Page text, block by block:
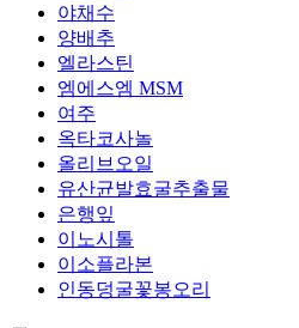
야채수
양배추
엘라스틴
엠에스엠 MSM
여주
옥타코사놀
올리브오일
유산균발효굴추출물
은행잎
이노시톨
이소플라본
인동덩굴꽃봉오리